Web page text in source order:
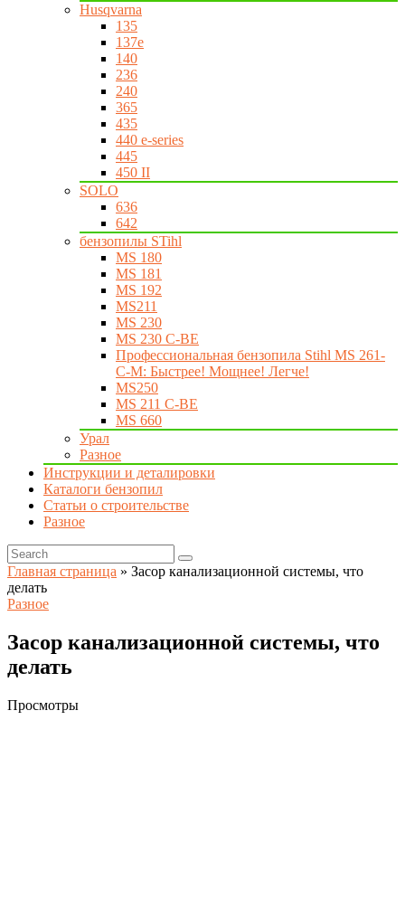
Husqvarna
135
137e
140
236
240
365
435
440 e-series
445
450 II
SOLO
636
642
бензопилы STihl
MS 180
MS 181
MS 192
MS211
MS 230
MS 230 C-BE
Профессиональная бензопила Stihl MS 261-
C-M: Быстрее! Мощнее! Легче!
MS250
MS 211 C-BE
MS 660
Урал
Разное
Инструкции и деталировки
Каталоги бензопил
Статьи о строительстве
Разное
Главная страница » Засор канализационной системы, что
делать
Разное
Засор канализационной системы, что
делать
Просмотры